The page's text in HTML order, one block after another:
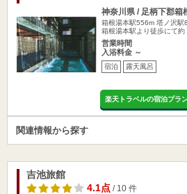
神奈川県 / 足柄下郡箱
箱根湯本駅556m 塔ノ沢駅
箱根湯本駅より徒歩にて約
営業時間
入浴料金 ～
宿泊 露天風呂
楽天トラベルの宿泊プラ
関連情報から探す
吉池旅館
4.1点/ 10 件